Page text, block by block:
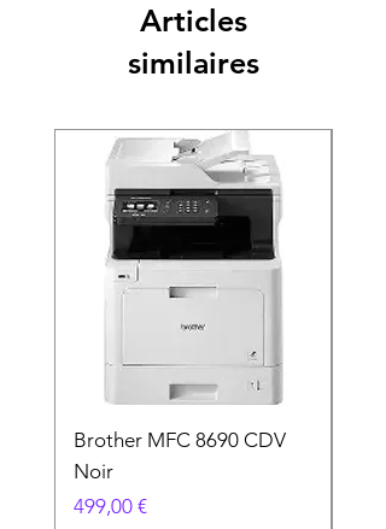
Articles
similaires
Brother MFC 8690 CDV
Noir
Prix
499,00 €